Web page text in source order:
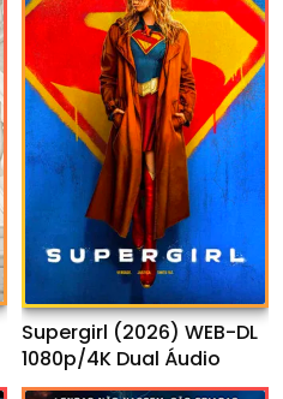
Supergirl (2026) WEB-DL
1080p/4K Dual Áudio